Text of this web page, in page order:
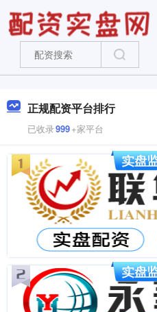
正规配资平台排行
已收录999+家平台